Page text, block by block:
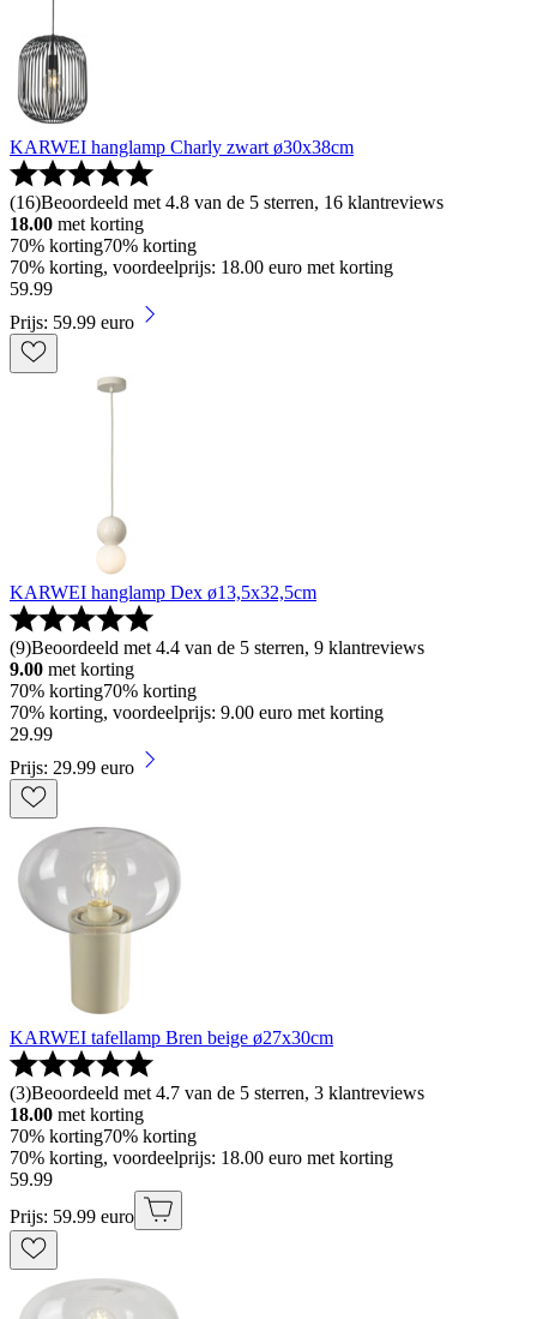
KARWEI hanglamp Charly zwart ø30x38cm
(16)Beoordeeld met 4.8 van de 5 sterren, 16 klantreviews
18.00 met korting
70% korting70% korting
70% korting, voordeelprijs: 18.00 euro met korting
59.99
Prijs: 59.99 euro
KARWEI hanglamp Dex ø13,5x32,5cm
(9)Beoordeeld met 4.4 van de 5 sterren, 9 klantreviews
9.00 met korting
70% korting70% korting
70% korting, voordeelprijs: 9.00 euro met korting
29.99
Prijs: 29.99 euro
KARWEI tafellamp Bren beige ø27x30cm
(3)Beoordeeld met 4.7 van de 5 sterren, 3 klantreviews
18.00 met korting
70% korting70% korting
70% korting, voordeelprijs: 18.00 euro met korting
59.99
Prijs: 59.99 euro